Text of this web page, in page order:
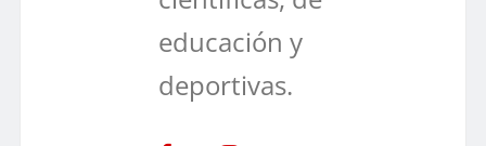
educación y
deportivas.